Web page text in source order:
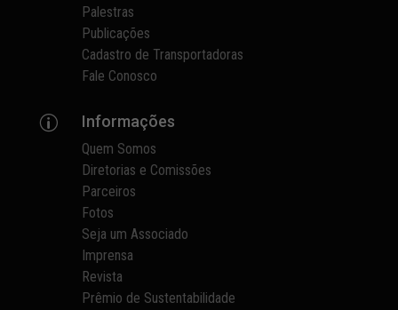
Palestras
Publicações
Cadastro de Transportadoras
Fale Conosco
p Informações
Quem Somos
Diretorias e Comissões
Parceiros
Fotos
Seja um Associado
Imprensa
Revista
Prêmio de Sustentabilidade